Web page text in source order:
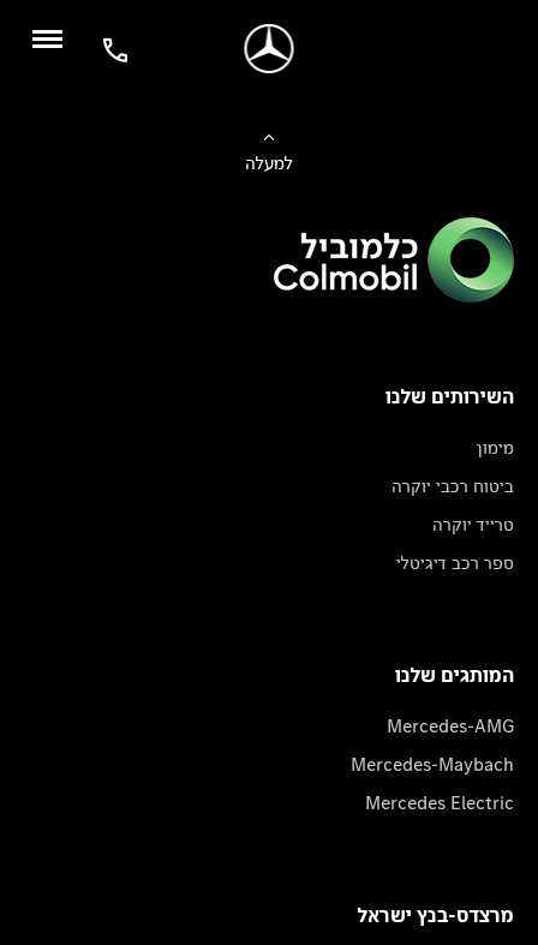
למעלה
השירותים שלנו
מימון
ביטוח רכבי יוקרה
טרייד יוקרה
ספר רכב דיגיטלי
המותגים שלנו
Mercedes-AMG
Mercedes-Maybach
Mercedes Electric
מרצדס-בנץ ישראל